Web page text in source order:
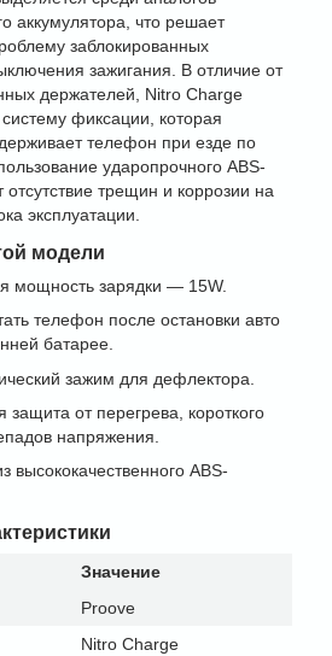
аккумулятора, что решает
заблокированных
зажигания. В отличие от
держателей, Nitro Charge
фиксации, которая
телефон при езде по
ударопрочного ABS-
отсутствие трещин и коррозии на
эксплуатации.
модели
мощность зарядки — 15W.
телефон после остановки авто
батарее.
зажим для дефлектора.
защита от перегрева, короткого
напряжения.
высококачественного ABS-
Значение
Proove
Nitro Charge